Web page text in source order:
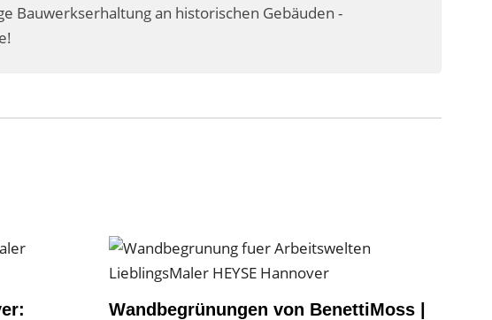
Bauwerkserhaltung an historischen Gebäuden -
Wandbegrünungen von BenettiMoss |